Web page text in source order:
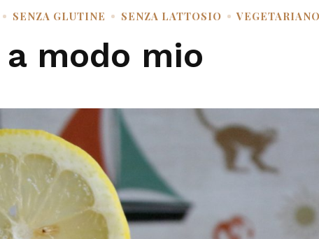
SENZA GLUTINE SENZA LATTOSIO VEGETARIANO
modo mio